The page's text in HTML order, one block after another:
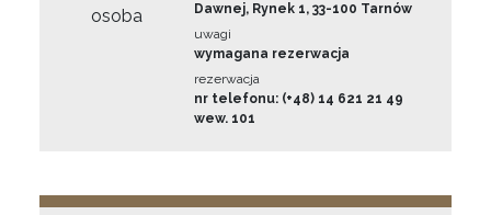
osoba
Dawnej, Rynek 1, 33-100 Tarnów
uwagi
wymagana rezerwacja
rezerwacja
nr telefonu: (+48) 14 621 21 49
wew. 101